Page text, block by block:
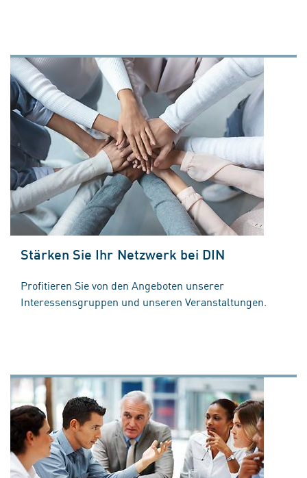
Stärken Sie Ihr Netzwerk bei DIN
Profitieren Sie von den Angeboten unserer
Interessensgruppen und unseren Veranstaltungen.